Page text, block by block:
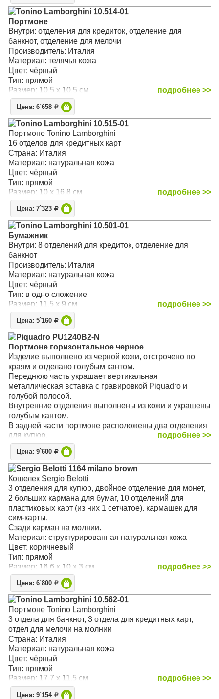
Tonino Lamborghini 10.514-01
Портмоне
Внутри: отделения для кредиток, отделение для
банкнот, отделение для мелочи
Производитель: Италия
Материал: телячья кожа
Цвет: чёрный
Тип: прямой
Размер: 10.5 x 10.5 см
подробнее >>
Цена: 6`658 Р
Tonino Lamborghini 10.515-01
Портмоне Tonino Lamborghini
16 отделов для кредитных карт
Страна: Италия
Материал: натуральная кожа
Цвет: чёрный
Тип: прямой
Размер: 10 x 16.8 см
подробнее >>
Цена: 7`323 Р
Tonino Lamborghini 10.501-01
Бумажник
Внутри: 8 отделений для кредиток, отделение для
банкнот
Производитель: Италия
Материал: натуральная кожа
Цвет: чёрный
Тип: в одно сложение
Размер: 11.5 x 9 см
подробнее >>
Цена: 5`160 Р
Piquadro PU1240B2-N
Портмоне горизонтальное черное
Изделие выполнено из черной кожи, отстрочено по
краям и отделано голубым кантом.
Переднюю часть украшает вертикальная
металлическая вставка с гравировкой Piquadro и
голубой полосой.
Внутренние отделения выполнены из кожи и украшены
голубым кантом.
В задней части портмоне расположены два отделения
для купюр.
В центральной – отдел для банковских/визитных карт,
дополнительный карман с окошком. внутренний
карман и монетница на кнопке.
Удобное портмоне из плотной кожи защитит
содержимое от влаги, банковские карты надежно
фиксируются карманами.
Изделие упаковано в фирменную коробку.
Материал: натуральная кожа
Цвет: чёрный
Тип: в одно сложение
Размер: 12 x 9.5 x 2.5 см
подробнее >>
Цена: 9`600 Р
Sergio Belotti 1164 milano brown
Кошелек Sergio Belotti
3 отделения для купюр, двойное отделение для монет,
2 больших кармана для бумаг, 10 отделений для
пластиковых карт (из них 1 сетчатое), кармашек для
сим-карты.
Сзади карман на молнии.
Материал: структурированная натуральная кожа
Цвет: коричневый
Тип: прямой
Размер: 16.6 x 10 x 3 см
подробнее >>
Цена: 6`800 Р
Tonino Lamborghini 10.562-01
Портмоне Tonino Lamborghini
3 отдела для банкнот, 3 отдела для кредитных карт,
отдел для мелочи на молнии
Страна: Италия
Материал: натуральная кожа
Цвет: чёрный
Тип: прямой
Размер: 17.7 x 11.5 см
подробнее >>
Цена: 9`154 Р